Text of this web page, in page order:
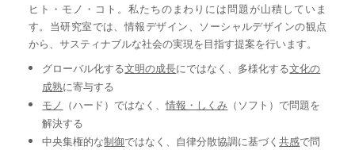
ヒト・モノ・コト。私たちのまわりには問題が山積していま
す。当研究室では、情報デザイン、ソーシャルデザインの観点
から、サスティナブルな社会の実現を目指す提案を行います。
グローバル化する文明の成長にではなく、多様化する文化の
成熟に寄与する
モノ （ハード）ではなく、情報・しくみ （ソフト）で問題を
解決する
中央集権的な制御ではなく、自律分散協調に基づく共感で問